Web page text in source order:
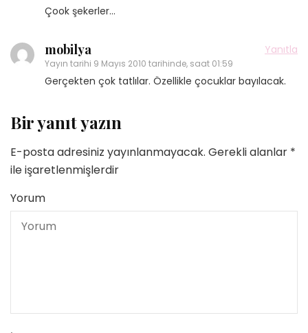
Çook şekerler…
mobilya
Yayın tarihi 9 Mayıs 2010 tarihinde, saat 01:59
Yanıtla
Gerçekten çok tatlılar. Özellikle çocuklar bayılacak.
Bir yanıt yazın
E-posta adresiniz yayınlanmayacak. Gerekli alanlar *
ile işaretlenmişlerdir
Yorum